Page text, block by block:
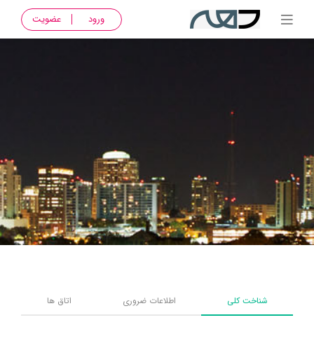
ورود عضویت
شناخت کلی اطلاعات ضروری اتاق ها